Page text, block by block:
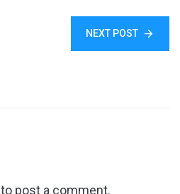
NEXT POST
to post a comment.